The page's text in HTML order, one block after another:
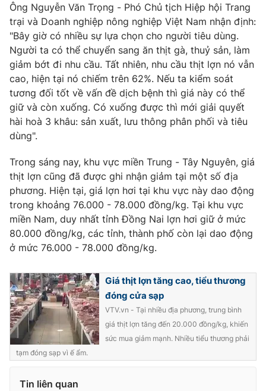
Thị trường 24h Tấm lòng Việt
VTV4 Vươn mình bằng AI
VTV9 VTV8
Liên hệ tòa soạn English
THỜI BÁO VTV
Theo dõi báo trên
Cơ quan chủ quản:Đài Truyền hình Việt Nam
Cơ quan báo chí:Thời báo VTV
Giấy phép hoạt động báo in và báo điện tử số 483/GP-BTTTT
cấp ngày 29/12/2023
Tổng Biên tập:
Vũ Thanh Thủy
Phó Tổng Biên tập:Nguyễn Thị Mỹ Hạnh, Phạm Quốc Thắng,
Tổng đài VTV:024.38 355 931 - 024.38 355 932
Ông Nguyễn Văn Trọng - Phó Chủ tịch Hiệp hội Trang
trại và Doanh nghiệp nông nghiệp Việt Nam nhận định:
"Bây giờ có nhiều sự lựa chọn cho người tiêu dùng.
Người ta có thể chuyển sang ăn thịt gà, thuỷ sản, làm
giảm bớt đi nhu cầu. Tất nhiên, nhu cầu thịt lợn nó vẫn
cao, hiện tại nó chiếm trên 62%. Nếu ta kiểm soát
tương đối tốt về vấn đề dịch bệnh thì giá này có thể
giữ và còn xuống. Có xuống được thì mới giải quyết
hài hoà 3 khâu: sản xuất, lưu thông phân phối và tiêu
dùng".
Trong sáng nay, khu vực miền Trung - Tây Nguyên, giá
thịt lợn cũng đã được ghi nhận giảm tại một số địa
phương. Hiện tại, giá lợn hơi tại khu vực này dao động
trong khoảng 76.000 - 78.000 đồng/kg. Tại khu vực
miền Nam, duy nhất tỉnh Đồng Nai lợn hơi giữ ở mức
80.000 đồng/kg, các tỉnh, thành phố còn lại dao động
ở mức 76.000 - 78.000 đồng/kg.
Giá thịt lợn tăng cao, tiểu thương
đóng cửa sạp
VTV.vn - Tại nhiều địa phương, trung bình
giá thịt lợn tăng đến 20.000 đồng/kg, khiến
sức mua giảm mạnh. Nhiều tiểu thương phải
tạm đóng sạp vì ế ẩm.
Tin liên quan